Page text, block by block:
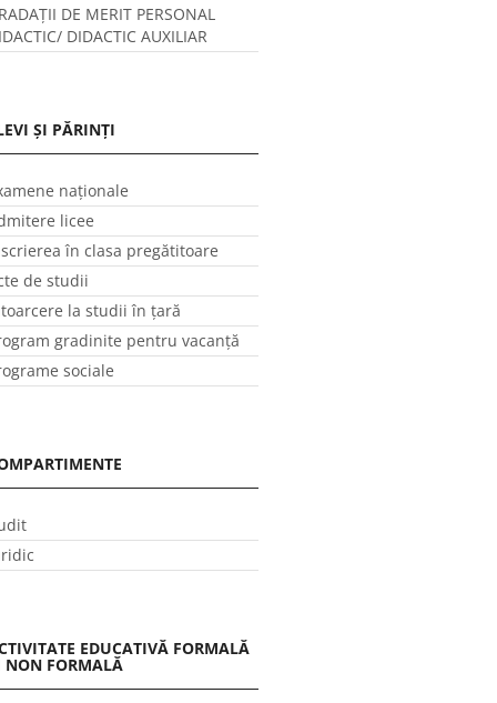
DE MERIT PERSONAL
DIDACTIC AUXILIAR
ȘI PĂRINȚI
naționale
licee
în clasa pregătitoare
de studii
la studii în ţară
gradinite pentru vacanţă
sociale
EDUCATIVĂ FORMALĂ
NON FORMALĂ